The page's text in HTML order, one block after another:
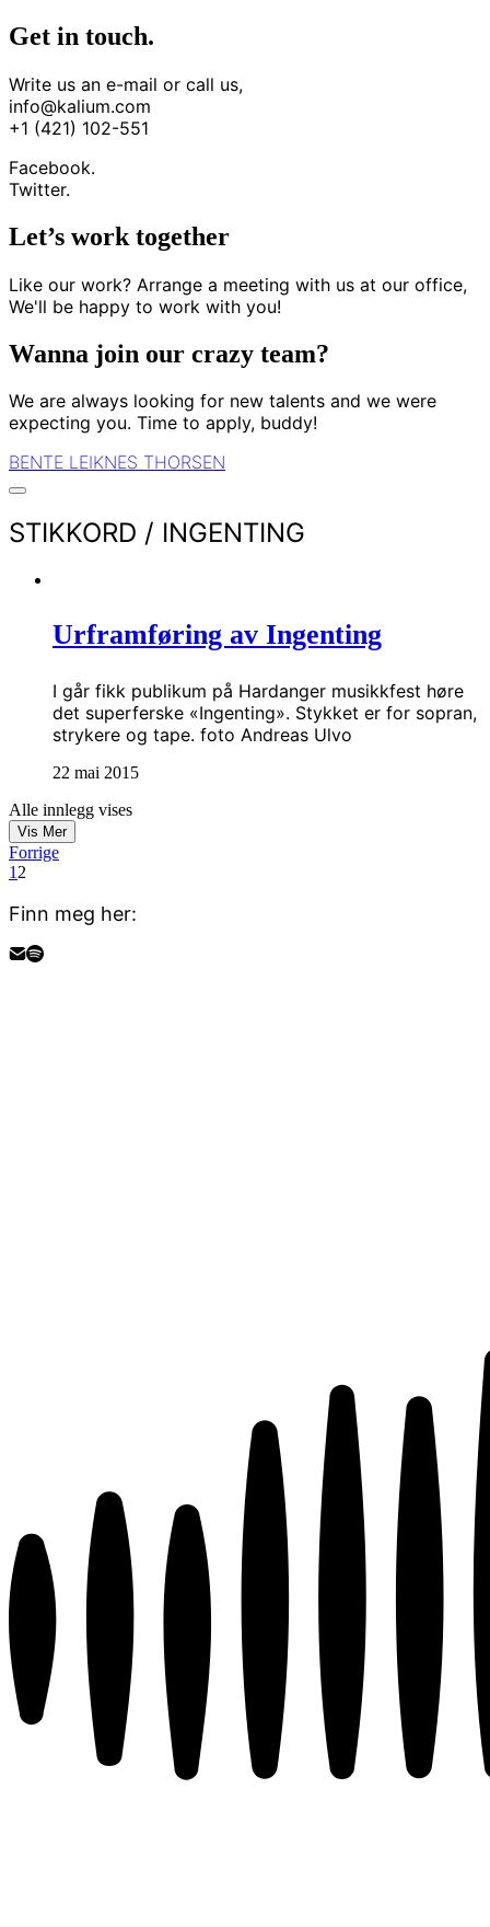
Get in touch.
Write us an e-mail or call us,
info@kalium.com
+1 (421) 102-551
Facebook.
Twitter.
Let’s work together
Like our work? Arrange a meeting with us at our office,
We'll be happy to work with you!
Wanna join our crazy team?
We are always looking for new talents and we were
expecting you. Time to apply, buddy!
BENTE LEIKNES THORSEN
STIKKORD / INGENTING
Urframføring av Ingenting
I går fikk publikum på Hardanger musikkfest høre
det superferske «Ingenting». Stykket er for sopran,
strykere og tape. foto Andreas Ulvo
22 mai 2015
Alle innlegg vises
Vis Mer
Forrige
1 2
Finn meg her: